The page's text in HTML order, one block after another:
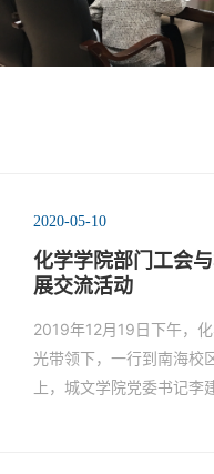
2020-05-10
化学学院部门工会
展交流活动
2019年12月19日下午，
光带领下，一行到南海校
上，城文学院党委书记